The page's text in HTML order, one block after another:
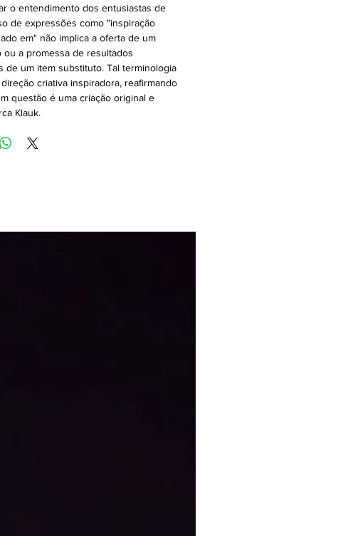
o entendimento dos entusiastas de
de expressões como "inspiração
em" não implica a oferta de um
ou a promessa de resultados
de um item substituto. Tal terminologia
criativa inspiradora, reafirmando
questão é uma criação original e
Klauk.